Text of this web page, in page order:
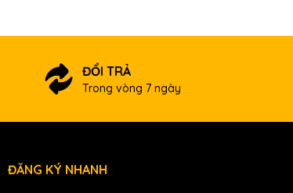
ĐỔI TRẢ
Trong vòng 7 ngày
ĐĂNG KÝ NHANH